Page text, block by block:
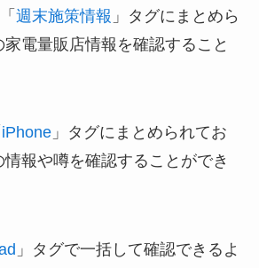
週末施策情報 」タグにまとめら
電量販店情報を確認すること
iPhone」タグにまとめられてお
情報や噂を確認することができ
」タグで一括して確認できるよ